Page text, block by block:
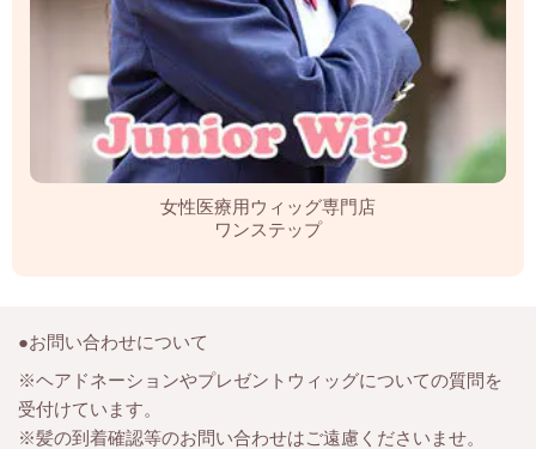
女性医療用ウィッグ専門店
ワンステップ
●お問い合わせについて
※ヘアドネーションやプレゼントウィッグについての質問を
受付けています。
※髪の到着確認等のお問い合わせはご遠慮くださいませ。